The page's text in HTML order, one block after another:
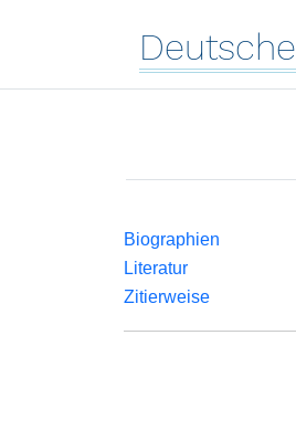
Deutsche
Biographien
Literatur
Zitierweise